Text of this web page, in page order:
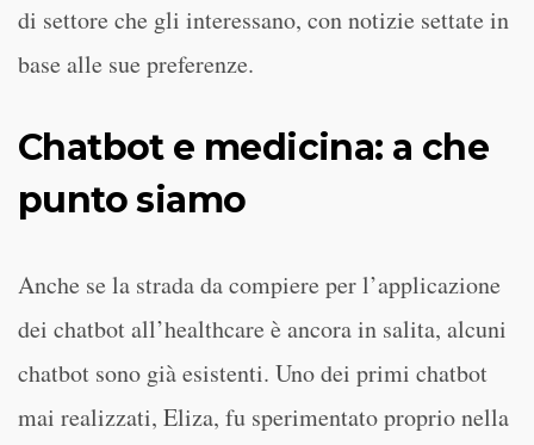
di settore che gli interessano, con notizie settate in
base alle sue preferenze.
Chatbot e medicina: a che
punto siamo
Anche se la strada da compiere per l’applicazione
dei chatbot all’healthcare è ancora in salita, alcuni
chatbot sono già esistenti. Uno dei primi chatbot
mai realizzati, Eliza, fu sperimentato proprio nella